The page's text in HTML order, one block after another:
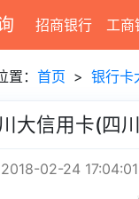
招商银行 工商
置： 首页 > 银行卡
大信用卡(四
02-24 17:04:01